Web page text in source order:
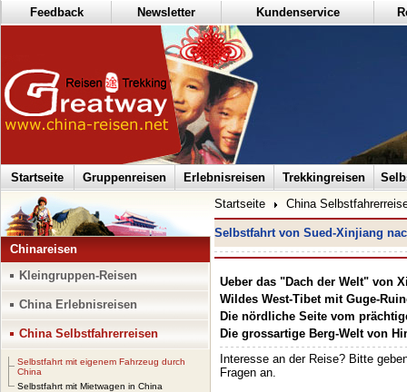
Feedback Newsletter Kundenservice
Startseite Gruppenreisen Erlebnisreisen Trekkingreisen
Chinareisen
Kleingruppen-Reisen
China Erlebnisreisen
China Selbstfahrerreisen
Selbstfahrt mit eigenem Fahrzeug durch
China
Selbstfahrt mit Mietwagen in China
Startseite China
Selbstfahrt von Sued-Xinjiang
Ueber das "Dach der Welt" von
Wildes West-Tibet mit Guge-
Die nördliche Seite vom
Die grossartige Berg-Welt von